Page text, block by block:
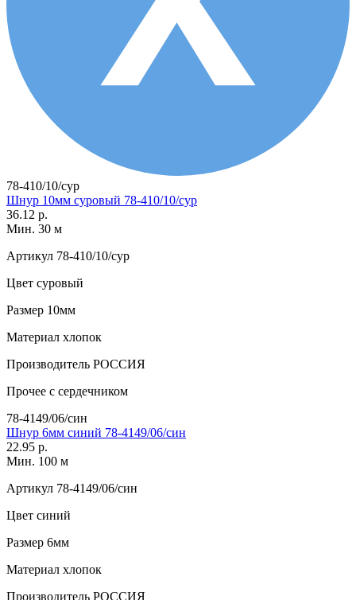
78-410/10/сур
Шнур 10мм суровый 78-410/10/сур
36.12 р.
Мин. 30 м
Артикул 78-410/10/сур
Цвет суровый
Размер 10мм
Материал хлопок
Производитель РОССИЯ
Прочее с сердечником
78-4149/06/син
Шнур 6мм синий 78-4149/06/син
22.95 р.
Мин. 100 м
Артикул 78-4149/06/син
Цвет синий
Размер 6мм
Материал хлопок
Производитель РОССИЯ